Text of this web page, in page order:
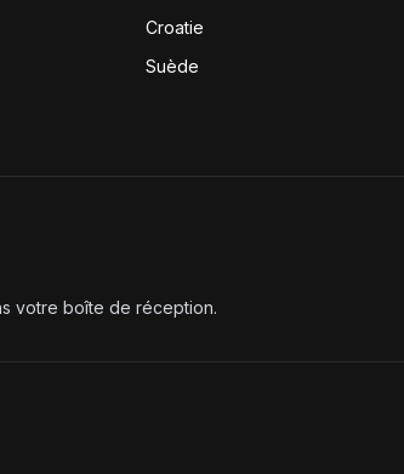
Croatie
Suède
votre boîte de réception.